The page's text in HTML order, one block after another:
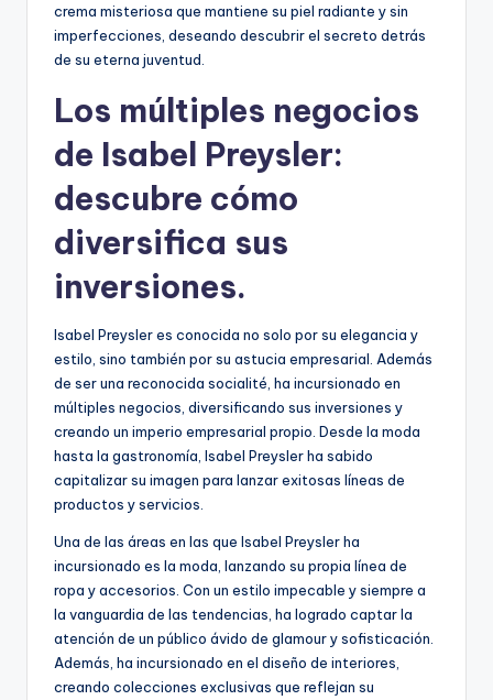
crema misteriosa que mantiene su piel radiante y sin
imperfecciones, deseando descubrir el secreto detrás
de su eterna juventud.
Los múltiples negocios
de Isabel Preysler:
descubre cómo
diversifica sus
inversiones.
Isabel Preysler es conocida no solo por su elegancia y
estilo, sino también por su astucia empresarial. Además
de ser una reconocida socialité, ha incursionado en
múltiples negocios, diversificando sus inversiones y
creando un imperio empresarial propio. Desde la moda
hasta la gastronomía, Isabel Preysler ha sabido
capitalizar su imagen para lanzar exitosas líneas de
productos y servicios.
Una de las áreas en las que Isabel Preysler ha
incursionado es la moda, lanzando su propia línea de
ropa y accesorios. Con un estilo impecable y siempre a
la vanguardia de las tendencias, ha logrado captar la
atención de un público ávido de glamour y sofisticación.
Además, ha incursionado en el diseño de interiores,
creando colecciones exclusivas que reflejan su